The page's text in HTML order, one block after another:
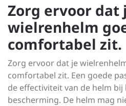
Zorg ervoor dat
wielrenhelm
comfortabel zit.
Zorg ervoor dat je
comfortabel zit. Een goede
de effectiviteit van de helm bij
bescherming. De helm mag